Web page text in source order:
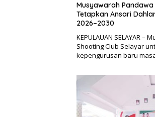
Musyawarah
Tetapkan Ansari
2026–2030
KEPULAUAN SELAYAR –
Shooting Club Selayar
kepengurusan baru